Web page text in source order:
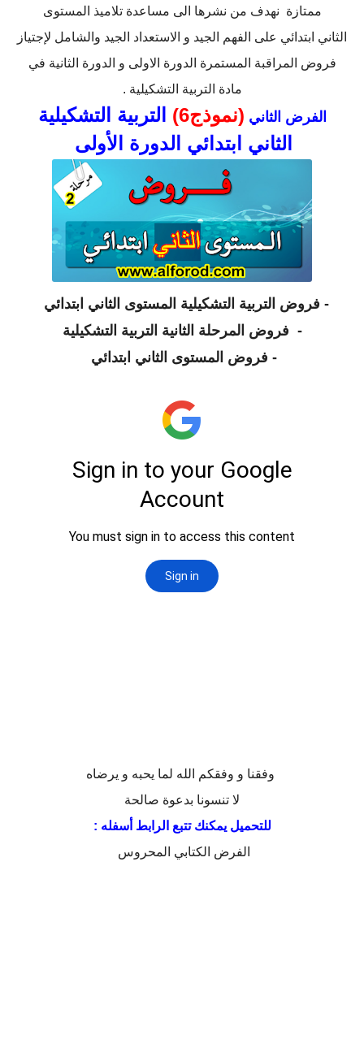
ممتازة نهدف من نشرها الى مساعدة تلاميذ المستوى
الثاني ابتدائي على الفهم الجيد و الاستعداد الجيد والشامل لإجتياز
فروض المراقبة المستمرة الدورة الاولى و الدورة الثانية في
مادة التربية التشكيلية .
الفرض الثاني (نموذج6)
التربية التشكيلية
الثاني ابتدائي الدورة الأولى
- فروض التربية التشكيلية المستوى الثاني ابتدائي
- فروض المرحلة الثانية التربية التشكيلية
- فروض المستوى الثاني ابتدائي
وفقنا و وفقكم الله لما يحبه و يرضاه
لا تنسونا بدعوة صالحة
للتحميل يمكنك تتبع الرابط أسفله :
الفرض الكتابي المحروس